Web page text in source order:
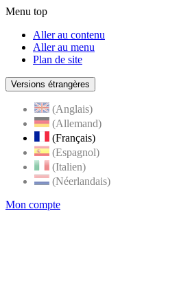
Menu top
Aller au contenu
Aller au menu
Plan de site
Versions étrangères
(Anglais)
(Allemand)
(Français)
(Espagnol)
(Italien)
(Néerlandais)
Mon compte